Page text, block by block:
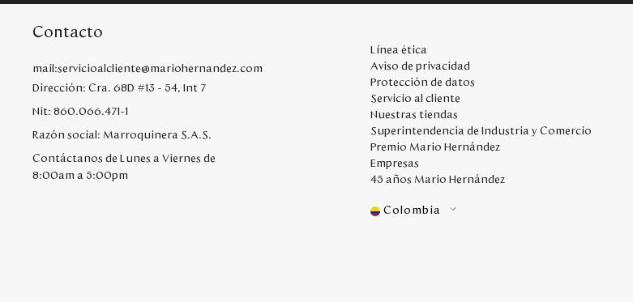
Contacto
mail:servicioalcliente@mariohernandez.com
Dirección: Cra. 68D #13 - 54, Int 7
Nit: 860.066.471-1
Razón social: Marroquinera S.A.S.
Contáctanos de Lunes a Viernes de
8:00am a 5:00pm
Línea ética
Aviso de privacidad
Protección de datos
Servicio al cliente
Nuestras tiendas
Superintendencia de Industria y Comercio
Premio Mario Hernández
Empresas
45 años Mario Hernández
Colombia